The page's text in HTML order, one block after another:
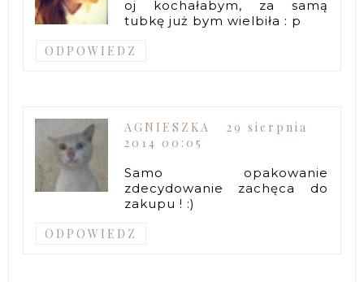
oj kochałabym, za samą
tubkę już bym wielbiła : p
ODPOWIEDZ
AGNIESZKA
29 sierpnia
2014 00:05
Samo opakowanie
zdecydowanie zachęca do
zakupu ! :)
ODPOWIEDZ